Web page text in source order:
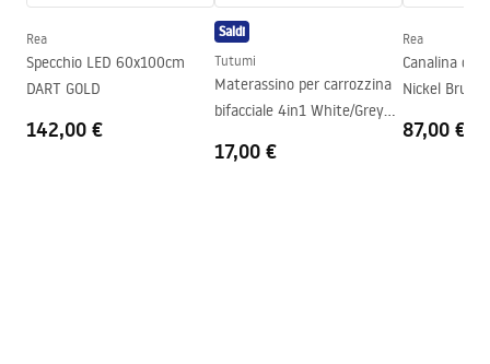
Profondità
100mm
Serie
Garanzia
24 mesi
Rea
Specchio LED 60x100cm
DART GOLD
142,00 €
Saldi
Tutumi
Materassino per carrozzina
bifacciale 4in1 White/Grey
17,00 €
Rea
Canalina di
Nickel Brush
87,00 €